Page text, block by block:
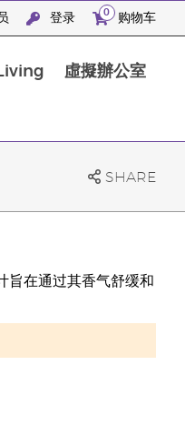
登录 0 购物车
虛擬辦公室
SHARE
在通过其香气舒缓和